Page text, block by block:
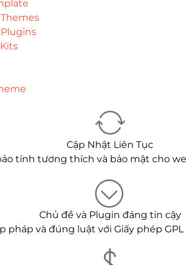
Cập Nhật Liên Tục
tính tương thích và bảo mật cho
Chủ đề và Plugin đáng tin cậy
pháp và đúng luật với Giấy phép